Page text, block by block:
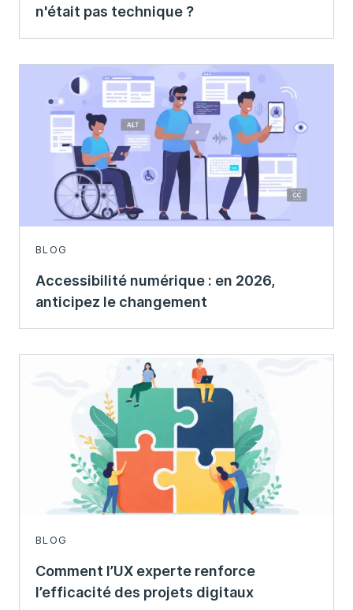
n'était pas technique ?
BLOG
Accessibilité numérique : en 2026,
anticipez le changement
BLOG
Comment l’UX experte renforce
l’efficacité des projets digitaux